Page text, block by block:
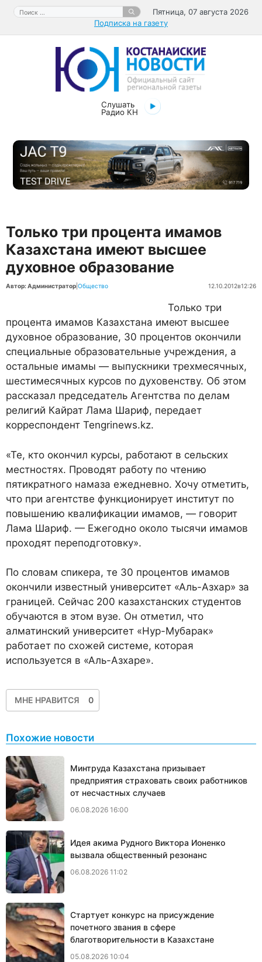
Перейти
содержимому
Поиск:
Пятница, 07 августа 2026
Подписка на газету
Слушать
Радио КН
Только три процента имамов
Казахстана имеют высшее
духовное образование
Автор: Администратор Общество 12.10.2012в12:26
Только три
процента имамов Казахстана имеют высшее
духовное образование, 30 процентов окончили
специальные образовательные учреждения, а
остальные имамы — выпускники трехмесячных,
шестимесячных курсов по духовенству. Об этом
рассказал председатель Агентства по делам
религий Кайрат Лама Шариф, передает
корреспондент Tengrinews.kz.
«Те, кто окончил курсы, работают в сельских
местностях. Проводят работу по чтению
пятикратного намаза ежедневно. Хочу отметить,
что при агентстве функционирует институт по
повышению квалификации имамов, — говорит
Лама Шариф. — Ежегодно около тысячи имамов
проходят переподготовку».
По словам спикера, те 30 процентов имамов
окончили известный университет «Аль-Азхар» за
границей. Сейчас 200 казахстанских студентов
обучаются в этом вузе. Он отметил, что
алматинский университет «Нур-Мубарак»
работает по схожей системе, которая
используется в «Аль-Азхаре».
МНЕ НРАВИТСЯ 0
Похожие новости
Минтруда Казахстана призывает
предприятия страховать своих работников
от несчастных случаев
06.08.2026 16:00
Идея акима Рудного Виктора Ионенко
вызвала общественный резонанс
06.08.2026 11:02
Стартует конкурс на присуждение
почетного звания в сфере
благотворительности в Казахстане
05.08.2026 10:04